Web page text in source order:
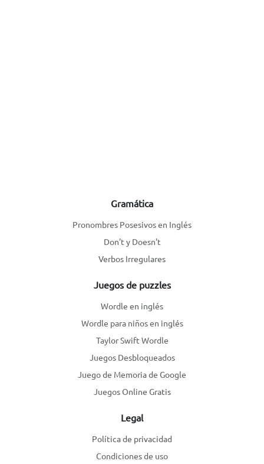
Gramática
Pronombres Posesivos en Inglés
Don't y Doesn't
Verbos Irregulares
Juegos de puzzles
Wordle en inglés
Wordle para niños en inglés
Taylor Swift Wordle
Juegos Desbloqueados
Juego de Memoria de Google
Juegos Online Gratis
Legal
Política de privacidad
Condiciones de uso